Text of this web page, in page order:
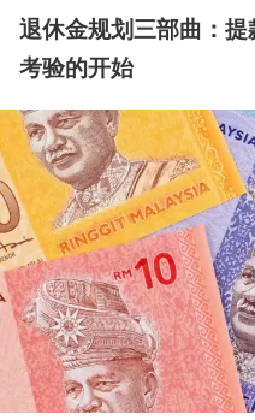
退休金规划三部曲：
考验的开始